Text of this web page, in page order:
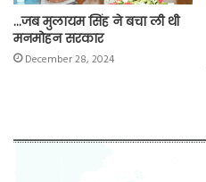
…जब मुलायम सिंह ने बचा ली थी
मनमोहन सरकार
December 28, 2024